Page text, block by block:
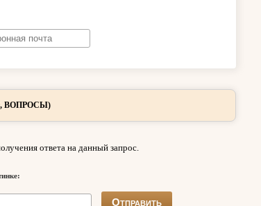
ВОПРОСЫ)
ответа на данный запрос.